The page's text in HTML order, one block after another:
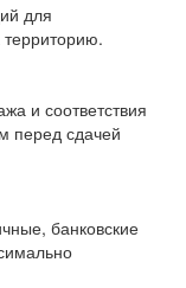
для
территорию.
и соответствия
перед сдачей
банковские